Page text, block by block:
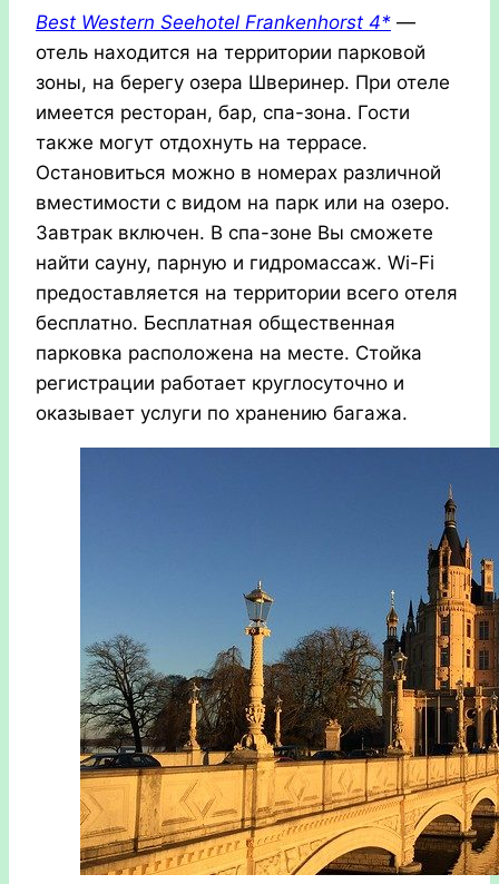
Best Western Seehotel Frankenhorst 4* —
отель находится на территории парковой
зоны, на берегу озера Шверинер. При отеле
имеется ресторан, бар, спа-зона. Гости
также могут отдохнуть на террасе.
Остановиться можно в номерах различной
вместимости с видом на парк или на озеро.
Завтрак включен. В спа-зоне Вы сможете
найти сауну, парную и гидромассаж. Wi-Fi
предоставляется на территории всего отеля
бесплатно. Бесплатная общественная
парковка расположена на месте. Стойка
регистрации работает круглосуточно и
оказывает услуги по хранению багажа.